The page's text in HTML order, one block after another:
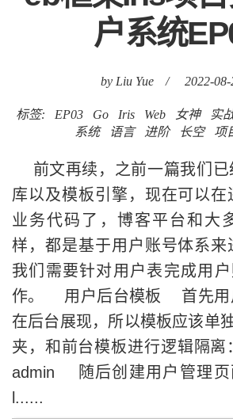
户系统
by Liu Yue / 2022-08-
标签: EP03 Go Iris Web 女神 实
系统
语言 进阶 长空 项
前文再续，之前一篇我们已
库以及模板引擎，现在可以
业务代码了，博客平台和大
样，都是基于用户账号体系来
我们需要针对用户表完成用
作。 用户后台模板 首先用
在后台展现，所以模板应该单
夹，和前台模板进行逻辑隔离
admin 随后创建用户管理页
l......